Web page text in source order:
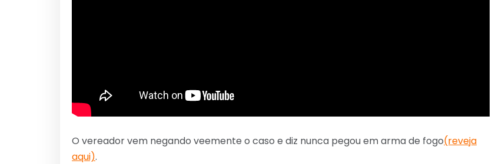
O vereador vem negando veemente o caso e diz nunca pegou em arma de fogo(reveja
aqui).